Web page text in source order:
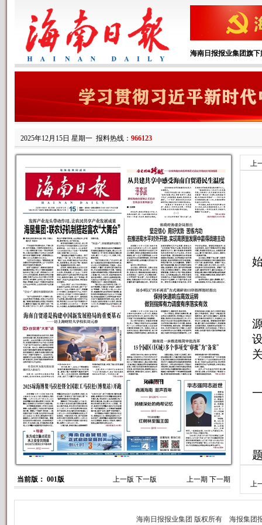
海南日报报业集团旗下
2025年12月15日 星期一 报料热线： 966123
当前版： 001版 上一版 下一版 上一期 下一期
上
“
上